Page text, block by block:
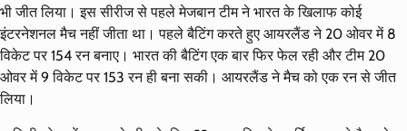
भी जीत लिया। इस सीरीज से पहले मेजबान टीम ने भारत के खिलाफ कोई
इंटरनेशनल मैच नहीं जीता था। पहले बैटिंग करते हुए आयरलैंड ने 20 ओवर में 8
विकेट पर 154 रन बनाए। भारत की बैटिंग एक बार फिर फेल रही और टीम 20
ओवर में 9 विकेट पर 153 रन ही बना सकी। आयरलैंड ने मैच को एक रन से जीत
लिया।